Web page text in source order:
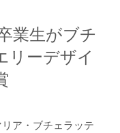
業生がブチ
リーデザイ
ア・ブチェラッテ